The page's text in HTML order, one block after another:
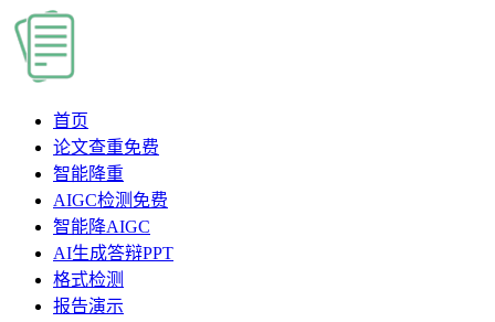
首页
论文查重免费
智能降重
AIGC检测 免费
智能降AIGC
AI生成答辩PPT
格式检测
报告演示